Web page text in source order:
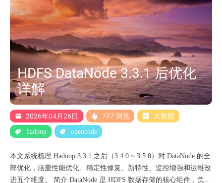
FSImageFormatProtobuf.java — Protobuf 格式的 Loader/Saver
FSImageFormatPBINode.java — INode 序列化（PB 格式）
FSImageFormatPBSnapshot.java — Snapshot 序列化（PB 格式）
FSImageUtil.java — 文件头/摘要/压缩包装工具
FSImageCompression.java — 压缩编码管理
FSImageStorageInspector.java — 存储检查抽象 FSImag....
HDFS DataNode 3.3.1 后优化
详解
2026年04月26日 777 浏览 大数据
hadoop opencode
本文系统梳理 Hadoop 3.3.1 之后（3.4.0 ~ 3.5.0）对 DataNode 的全
部优化，涵盖性能优化、稳定性修复、新特性、监控增强和运维改
进五个维度。 简介 DataNode 是 HDFS 数据存储的核心组件，负责